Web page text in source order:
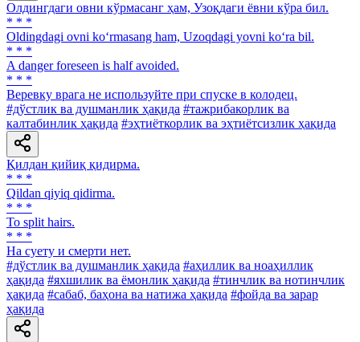
Олдингдаги овни кўрмасанг ҳам, Узоқдаги ёвни кўра бил.
* * *
Oldingdagi ovni ko‘rmasang ham, Uzoqdagi yovni ko‘ra bil.
* * *
A danger foreseen is half avoided.
* * *
Веревку врага не используйте при спуске в колодец.
#дўстлик ва душманлик ҳақида #тажрибакорлик ва
калтабинлик ҳақида #эҳтиёткорлик ва эҳтиётсизлик ҳақида
Қилдан қийиқ қидирма.
* * *
Qildan qiyiq qidirma.
* * *
To split hairs.
* * *
Ha суету и смерти нет.
#дўстлик ва душманлик ҳақида #аҳиллик ва ноаҳиллик
ҳақида #яхшилик ва ёмонлик ҳақида #тинчлик ва нотинчлик
ҳақида #сабаб, баҳона ва натижа ҳақида #фойда ва зарар
ҳақида